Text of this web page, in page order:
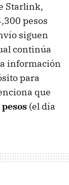
Starlink,
pesos
siguen
continúa
información
para
que
(el día